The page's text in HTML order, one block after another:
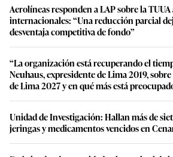
Aerolíneas responden a LAP sobre la TUUA
internacionales: “Una reducción parcial
desventaja competitiva de fondo”
“La organización está recuperando el
Neuhaus, expresidente de Lima 2019,
de Lima 2027 y en qué más está
Unidad de Investigación: Hallan más de
jeringas y medicamentos vencidos en